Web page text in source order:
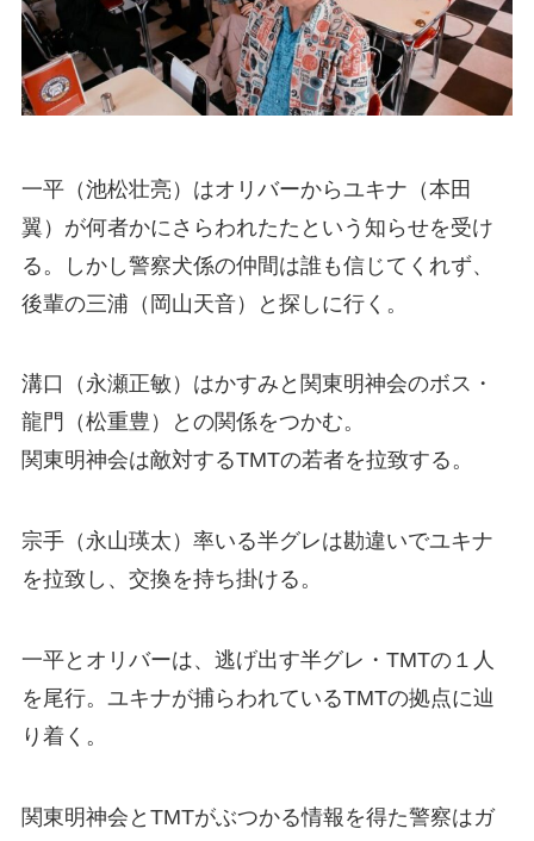
一平（池松壮亮）はオリバーからユキナ（本田
翼）が何者かにさらわれたたという知らせを受け
る。しかし警察犬係の仲間は誰も信じてくれず、
後輩の三浦（岡山天音）と探しに行く。
溝口（永瀬正敏）はかすみと関東明神会のボス・
龍門（松重豊）との関係をつかむ。
関東明神会は敵対するTMTの若者を拉致する。
宗手（永山瑛太）率いる半グレは勘違いでユキナ
を拉致し、交換を持ち掛ける。
一平とオリバーは、逃げ出す半グレ・TMTの１人
を尾行。ユキナが捕らわれているTMTの拠点に辿
り着く。
関東明神会とTMTがぶつかる情報を得た警察はガ